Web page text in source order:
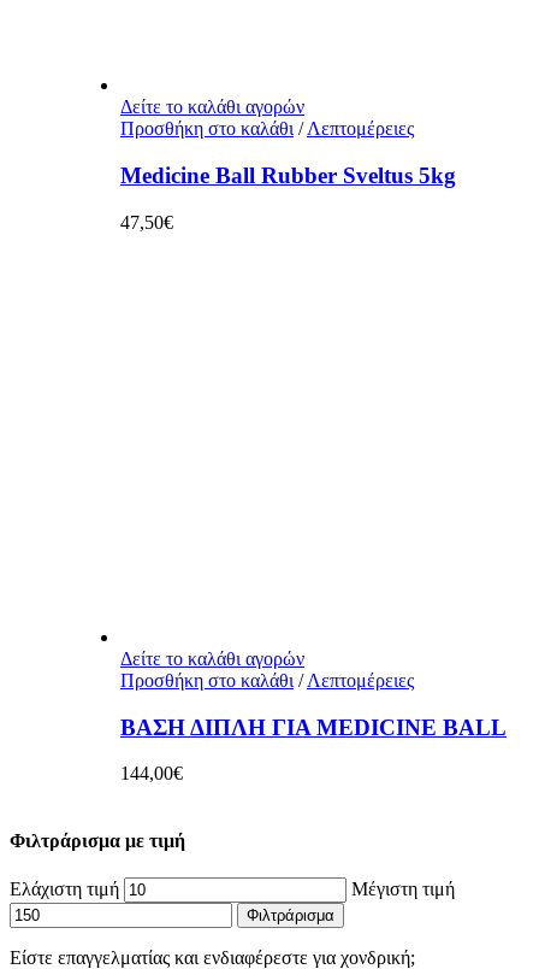
Δείτε το καλάθι αγορών
Προσθήκη στο καλάθι / Λεπτομέρειες
Medicine Ball Rubber Sveltus 5kg
47,50€
Δείτε το καλάθι αγορών
Προσθήκη στο καλάθι / Λεπτομέρειες
ΒΑΣΗ ΔΙΠΛΗ ΓΙΑ MEDICINE BALL
144,00€
Φιλτράρισμα με τιμή
Ελάχιστη τιμή Μέγιστη τιμή
Φιλτράρισμα
Είστε επαγγελματίας και ενδιαφέρεστε για χονδρική;